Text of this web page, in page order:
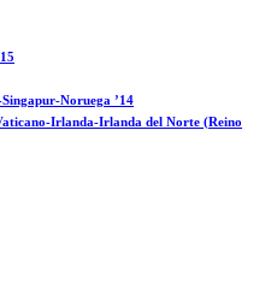
Noruega ’14
Irlanda-Irlanda del Norte (Reino